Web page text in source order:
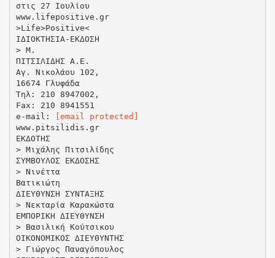
στις 27 Iουλίου
www.lifepositive.gr
>Life>Positive<
ΙΔΙΟΚΤΗΣΙΑ-ΕΚΔΟΣΗ
> Μ.
ΠΙΤΣΙΛΙΔΗΣ Α.Ε.
Αγ. Νικολάου 102,
16674 Γλυφάδα
Τηλ: 210 8947002,
Fax: 210 8941551
e-mail:
[email protected]
www.pitsilidis.gr
ΕΚΔΟΤΗΣ
> Μιχάλης Πιτσιλίδης
ΣΥΜΒΟΥΛΟΣ ΕΚΔΟΣΗΣ
> Νινέττα
Βατικιώτη
ΔΙΕΥΘΥΝΣΗ ΣΥΝΤΑΞΗΣ
> Νεκταρία Καρακώστα
ΕΜΠΟΡΙΚΗ ΔΙΕΥΘΥΝΣΗ
> Βασιλική Κούτσικου
ΟΙΚΟΝΟΜΙΚΟΣ ΔΙΕΥΘΥΝΤΗΣ
> Γιώργος Παναγόπουλος